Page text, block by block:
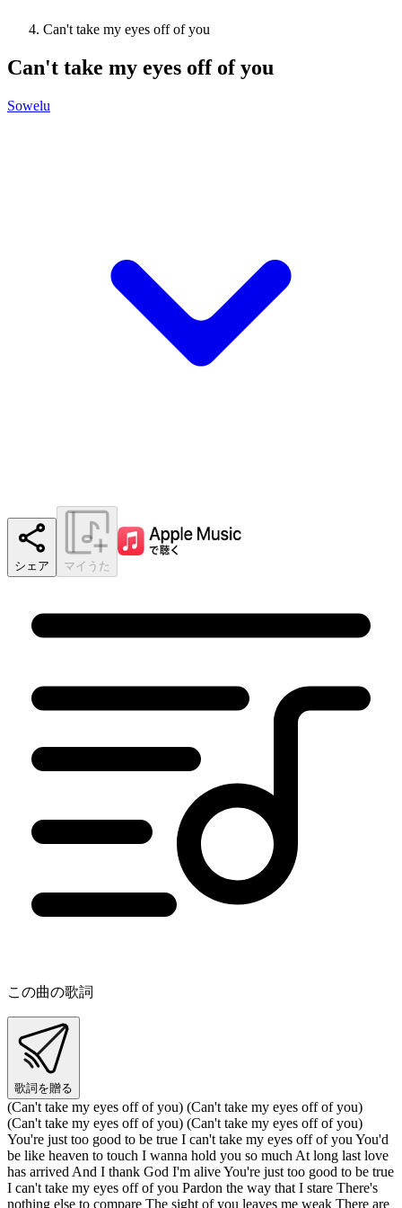
Can't take my eyes off of you
Can't take my eyes off of you
Sowelu
シェア マイうた
この曲の歌詞
歌詞を贈る
(Can't take my eyes off of you) (Can't take my eyes off of you)
(Can't take my eyes off of you) (Can't take my eyes off of you)
You're just too good to be true I can't take my eyes off of you You'd
be like heaven to touch I wanna hold you so much At long last love
has arrived And I thank God I'm alive You're just too good to be true
I can't take my eyes off of you Pardon the way that I stare There's
nothing else to compare The sight of you leaves me weak There are